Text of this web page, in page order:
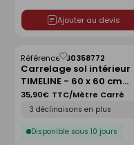
Ajouter au devis
Carrelage sol intérieur
TIMELINE - 60 x 60 cm
ép.8,5mm- canyon
Référence :30358772
Disponible sous 10 jours
35,90€ TTC/Mètre Carré
Enregistrer
comme
liste